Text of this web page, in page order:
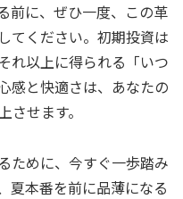
前に、ぜひ一度、この革
てください。初期投資は
れ以上に得られる「いつ
感と快適さは、あなたの
せます。
ために、今すぐ一歩踏み
夏本番を前に品薄になる